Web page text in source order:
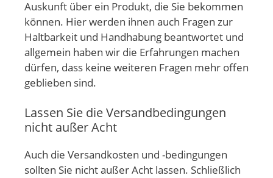
Auskunft über ein Produkt, die Sie bekommen
können. Hier werden ihnen auch Fragen zur
Haltbarkeit und Handhabung beantwortet und
allgemein haben wir die Erfahrungen machen
dürfen, dass keine weiteren Fragen mehr offen
geblieben sind.
Lassen Sie die Versandbedingungen
nicht außer Acht
Auch die Versandkosten und -bedingungen
sollten Sie nicht außer Acht lassen. Schließlich